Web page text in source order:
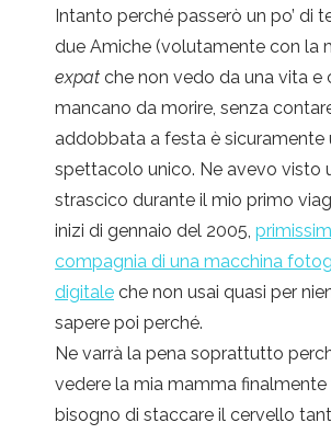
Intanto perché passerò un po’ di
due Amiche (volutamente con la
expat che non vedo da una vita e
mancano da morire, senza
addobbata a festa è sicuramente
spettacolo unico. Ne avevo visto
strascico durante il mio primo
inizi di gennaio del 2005,
compagnia di una macchina
digitale che non usai quasi per
sapere poi perché.
Ne varrà la pena soprattutto
vedere la mia mamma finalmente
bisogno di staccare il cervello